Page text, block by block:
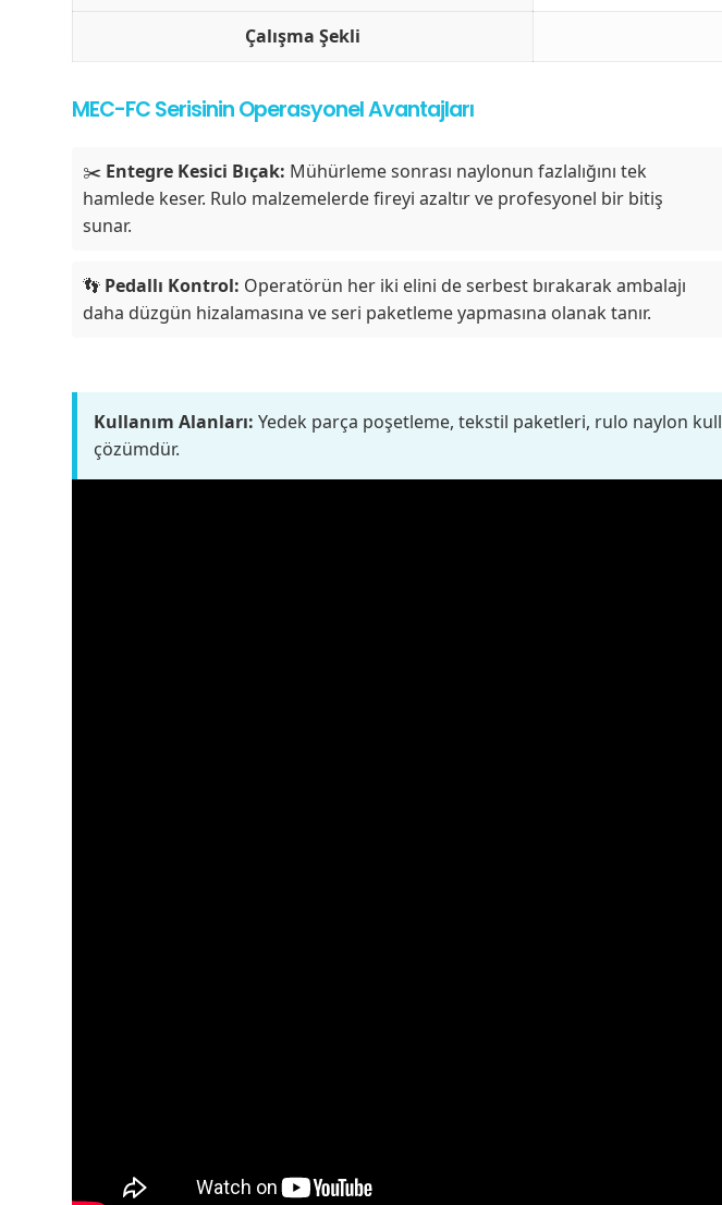
Çalışma Şekli
MEC-FC Serisinin Operasyonel Avantajları
✂️ Entegre Kesici Bıçak: Mühürleme sonrası naylonun fazlalığını tek
hamlede keser. Rulo malzemelerde fireyi azaltır ve profesyonel bir bitiş
sunar.
👣 Pedallı Kontrol: Operatörün her iki elini de serbest bırakarak ambalajı
daha düzgün hizalamasına ve seri paketleme yapmasına olanak tanır.
Kullanım Alanları: Yedek parça poşetleme, tekstil paketleri, rulo naylon
çözümdür.